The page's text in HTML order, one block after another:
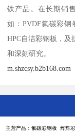
铁产品。在长期销
如：PVDF氟碳彩钢
HPC自洁彩钢板，
和深刻研究。
m.shzcsy.b2b168.com
主营产品：氟碳彩钢板 烨辉